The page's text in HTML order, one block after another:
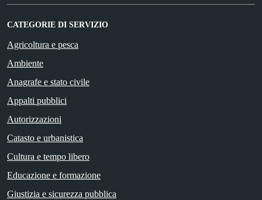
CATEGORIE DI SERVIZIO
Agricoltura e pesca
Ambiente
Anagrafe e stato civile
Appalti pubblici
Autorizzazioni
Catasto e urbanistica
Cultura e tempo libero
Educazione e formazione
Giustizia e sicurezza pubblica